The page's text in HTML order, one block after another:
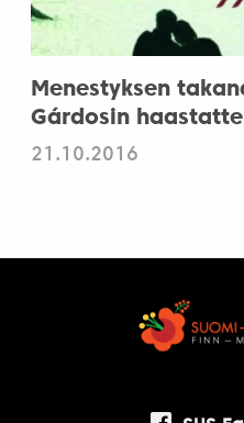
Menestyksen
Gárdosin
21.10.2016